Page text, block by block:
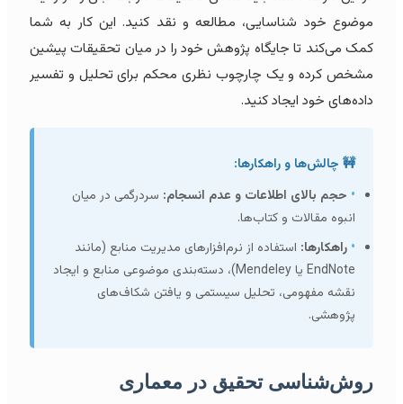
موضوع خود شناسایی، مطالعه و نقد کنید. این کار به شما
کمک می‌کند تا جایگاه پژوهش خود را در میان تحقیقات پیشین
مشخص کرده و یک چارچوب نظری محکم برای تحلیل و تفسیر
داده‌های خود ایجاد کنید.
🚧 چالش‌ها و راهکارها:
حجم بالای اطلاعات و عدم انسجام:سردرگمی در میان
انبوه مقالات و کتاب‌ها.
راهکارها:استفاده از نرم‌افزارهای مدیریت منابع (مانند
EndNote یا Mendeley)، دسته‌بندی موضوعی منابع و ایجاد
نقشه مفهومی، تحلیل سیستمی و یافتن شکاف‌های
پژوهشی.
روش‌شناسی تحقیق در معماری